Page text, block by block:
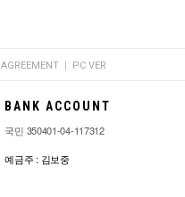
AGREEMENT | PC VER
BANK ACCOUNT
국민 350401-04-117312
예금주 : 김보중